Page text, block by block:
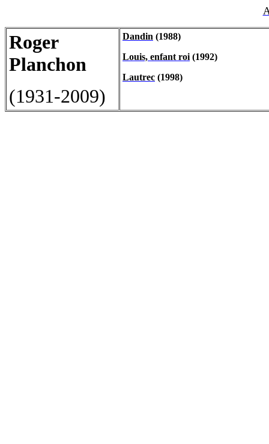
Roger
Planchon
(1931-2009)
Dandin (1988)
Louis, enfant roi (1992)
Lautrec (1998)